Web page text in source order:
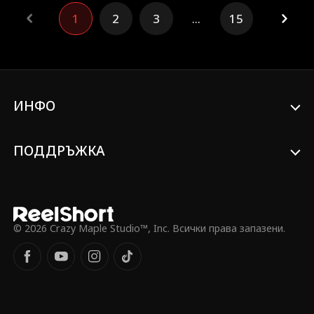
любовница Кендис и дъщеря ѝ
Кимбърли. Погълната от скръб, Хейзъл
обвинява Джейс и Кендис за смъртта на
деца. Обременен от вина, Джейс се
1 2 3 ... 15
ИНФО
ПОДДРЪЖКА
© 2026 Crazy Maple Studio™, Inc. Всички права запазени.